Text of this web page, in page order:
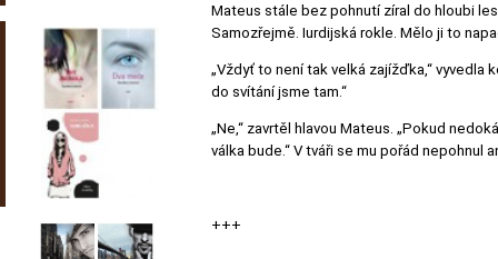
Mateus stále bez pohnutí zíral do hloubi
Samozřejmě. Iurdijská rokle. Mělo ji to
„Vždyť to není tak velká zajížďka,“
do svítání jsme tam.“
„Ne,“ zavrtěl hlavou Mateus. „Pokud
válka bude.“ V tváři se mu pořád nepohnul
+++